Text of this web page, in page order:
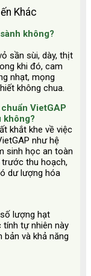
Khác
không?
sần sùi, dày, thịt
khi đó, cam
nhạt, mọng
không chua.
VietGAP
không?
khắt khe về việc
như hệ
sinh học an toàn
trước thu hoạch,
dư lượng hóa
lượng hạt
tính tự nhiên này
và khả năng